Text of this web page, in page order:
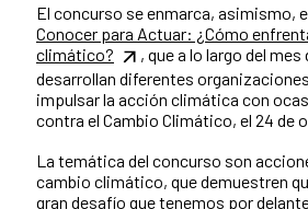
El concurso se enmarca, asimismo,
Conocer para Actuar: ¿Cómo
climático?
, que a lo largo del
desarrollan diferentes
impulsar la acción climática con
contra el Cambio Climático, el 24 de
La temática del concurso son
cambio climático, que demuestren
gran desafío que tenemos por